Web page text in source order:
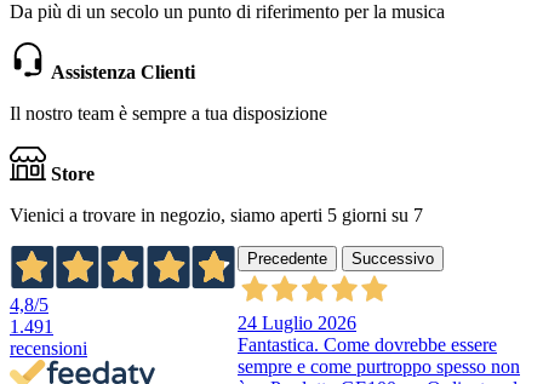
Da più di un secolo un punto di riferimento per la musica
Assistenza Clienti
Il nostro team è sempre a tua disposizione
Store
Vienici a trovare in negozio, siamo aperti 5 giorni su 7
4,8/5
1.491
recensioni
Precedente Successivo
24 Luglio 2026
Fantastica. Come dovrebbe essere
sempre e come purtroppo spesso non